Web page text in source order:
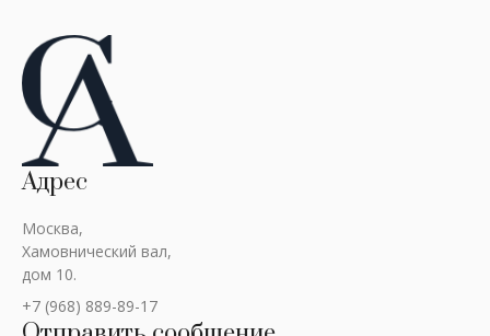
Адрес
Москва,
Хамовнический вал,
дом 10.
+7 (968) 889-89-17